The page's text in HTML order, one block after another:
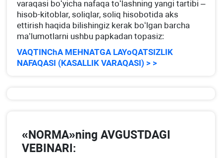
varaqasi boʻyicha nafaqa toʻlashning yangi tartibi –
hisob-kitoblar, soliqlar, soliq hisobotida aks
ettirish haqida bilishingiz kerak boʻlgan barcha
ma’lumotlarni ushbu papkadan topasiz:
VAQTINChA MEHNATGA LAYoQATSIZLIK
NAFAQASI (KASALLIK VARAQASI) > >
«NORMA»ning AVGUSTDAGI
VEBINARI: